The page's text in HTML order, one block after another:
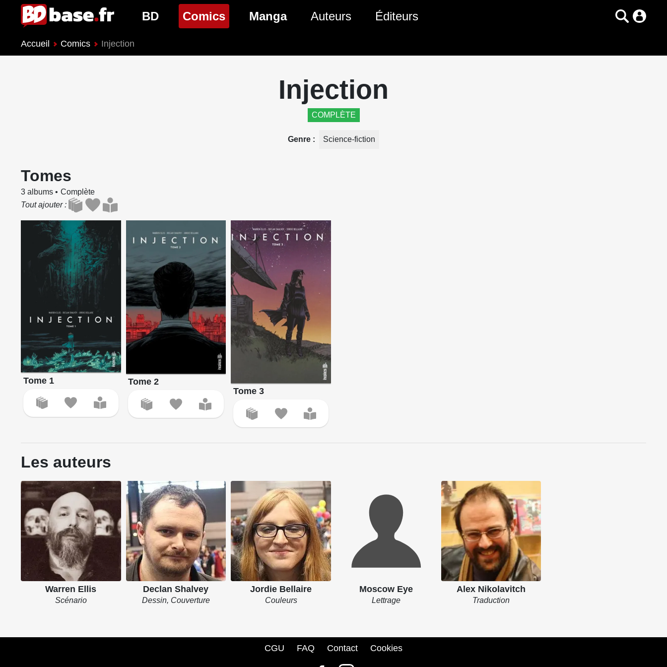
BD Comics(page courante)
Manga
Genres Manga
Auteurs Éditeurs
Accueil Comics Injection
Injection
COMPLÈTE
Genre Science-fiction
Tomes
3 albums
Complète
Tout ajouter
Tome 1
Tome 2
Tome 3
Les auteurs
Warren Ellis
Scénario
Declan Shalvey
Dessin, Couverture
Jordie Bellaire
Couleurs
Moscow Eye
Lettrage
Alex Nikolavitch
Traduction
CGU FAQ Contact Cookies